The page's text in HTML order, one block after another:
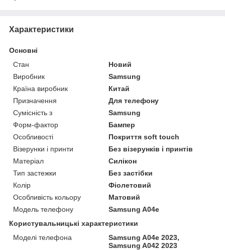
Характеристики
Основні
Стан
Новий
Виробник
Samsung
Країна виробник
Китай
Призначення
Для телефону
Сумісність з
Samsung
Форм-фактор
Бампер
Особливості
Покриття soft touch
Візерунки і принти
Без візерунків і принтів
Матеріал
Силікон
Тип застежки
Без застібки
Колір
Фіолетовий
Особливість кольору
Матовий
Модель телефону
Samsung A04e
Користувальницькі характеристики
Моделі телефона
Samsung A04е 2023,
Samsung A042 2023